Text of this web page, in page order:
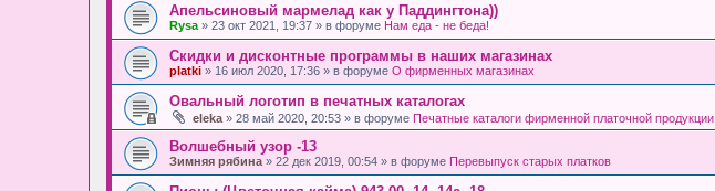
Апельсиновый мармелад как у Паддингтона))
Rysa » 23 окт 2021, 19:37 » в форуме Нам еда - не беда!
Скидки и дисконтные программы в наших магазинах
platki » 16 июл 2020, 17:36 » в форуме О фирменных магазинах
Овальный логотип в печатных каталогах
eleka » 28 май 2020, 20:53 » в форуме Печатные каталоги фирменной платочной продукции
Волшебный узор -13
Зимняя рябина » 22 дек 2019, 00:54 » в форуме Перевыпуск старых платков